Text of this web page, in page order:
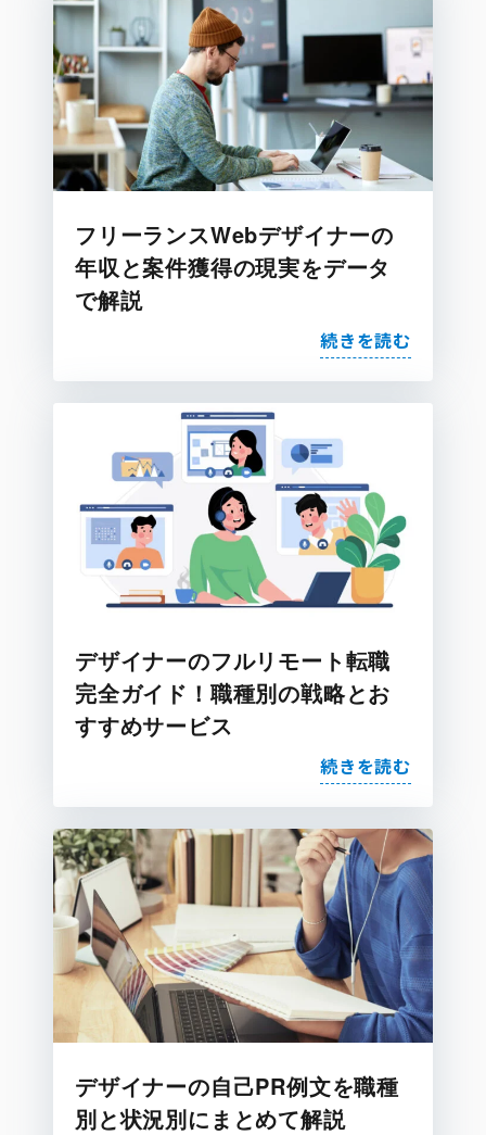
フリーランスWebデザイナーの
年収と案件獲得の現実をデータ
で解説
続きを読む
デザイナーのフルリモート転職
完全ガイド！職種別の戦略とお
すすめサービス
続きを読む
デザイナーの自己PR例文を職種
別と状況別にまとめて解説